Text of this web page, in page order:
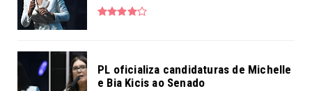
PL oficializa candidaturas de Michelle
e Bia Kicis ao Senado